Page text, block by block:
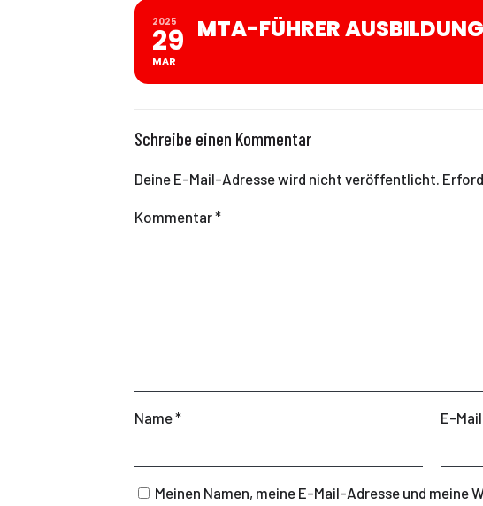
2025
29
MAR
MTA-FÜHRER AUSBILDUNG
Schreibe einen Kommentar
Deine E-Mail-Adresse wird nicht veröffentlicht.
Kommentar*
Name* E-
Meinen Namen, meine E-Mail-Adresse und meine